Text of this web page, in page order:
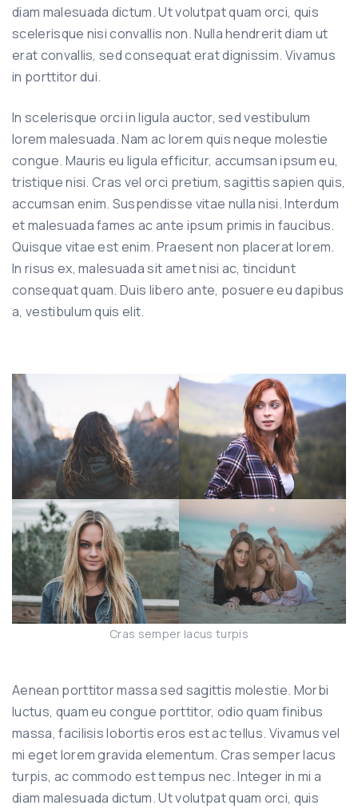
diam malesuada dictum. Ut volutpat quam orci, quis
scelerisque nisi convallis non. Nulla hendrerit diam ut
erat convallis, sed consequat erat dignissim. Vivamus
in porttitor dui.
In scelerisque orci in ligula auctor, sed vestibulum
lorem malesuada. Nam ac lorem quis neque molestie
congue. Mauris eu ligula efficitur, accumsan ipsum eu,
tristique nisi. Cras vel orci pretium, sagittis sapien quis,
accumsan enim. Suspendisse vitae nulla nisi. Interdum
et malesuada fames ac ante ipsum primis in faucibus.
Quisque vitae est enim. Praesent non placerat lorem.
In risus ex, malesuada sit amet nisi ac, tincidunt
consequat quam. Duis libero ante, posuere eu dapibus
a, vestibulum quis elit.
Cras semper lacus turpis
Aenean porttitor massa sed sagittis molestie. Morbi
luctus, quam eu congue porttitor, odio quam finibus
massa, facilisis lobortis eros est ac tellus. Vivamus vel
mi eget lorem gravida elementum. Cras semper lacus
turpis, ac commodo est tempus nec. Integer in mi a
diam malesuada dictum. Ut volutpat quam orci, quis